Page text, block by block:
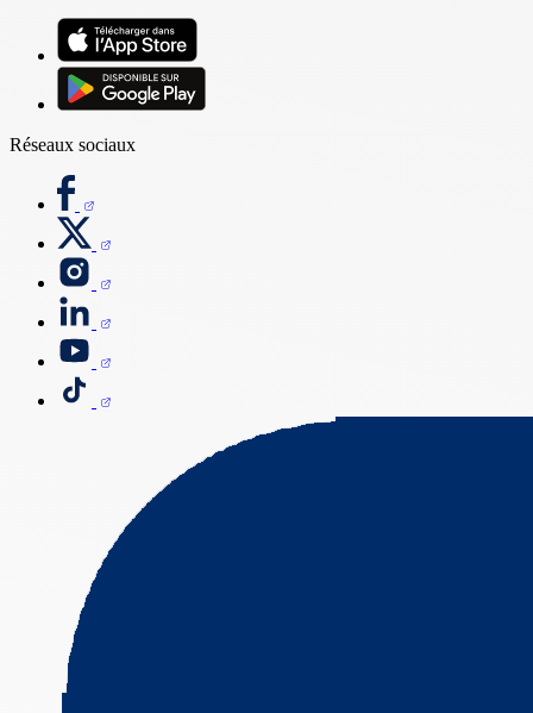
Réseaux sociaux